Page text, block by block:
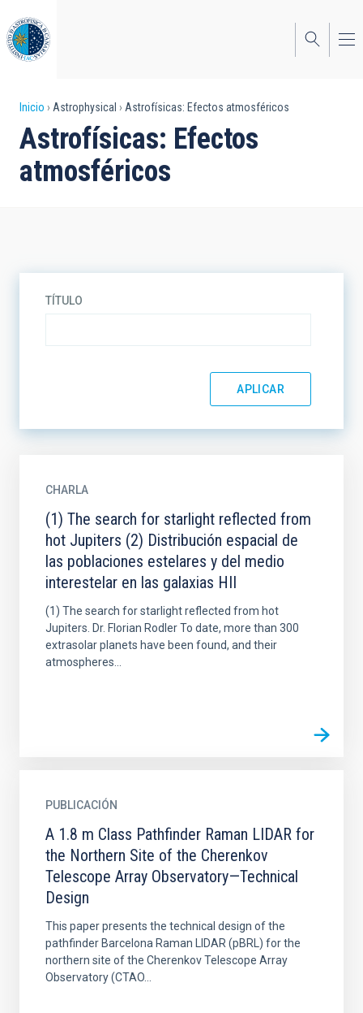
al
contenido
principal
Sobrescribir
enlaces
de
Inicio Astrophysical Astrofísicas: Efectos atmosféricos
Astrofísicas: Efectos
atmosféricos
TÍTULO
CHARLA
(1) The search for starlight reflected from
hot Jupiters (2) Distribución espacial de
las poblaciones estelares y del medio
interestelar en las galaxias HII
(1) The search for starlight reflected from hot
Jupiters. Dr. Florian Rodler To date, more than 300
extrasolar planets have been found, and their
atmospheres...
PUBLICACIÓN
A 1.8 m Class Pathfinder Raman LIDAR for
the Northern Site of the Cherenkov
Telescope Array Observatory—Technical
Design
This paper presents the technical design of the
pathfinder Barcelona Raman LIDAR (pBRL) for the
northern site of the Cherenkov Telescope Array
Observatory (CTAO...